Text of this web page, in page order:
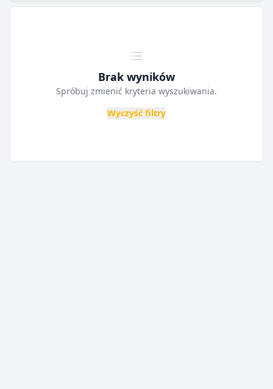
Brak wyników
Spróbuj zmienić kryteria wyszukiwania.
Wyczyść filtry